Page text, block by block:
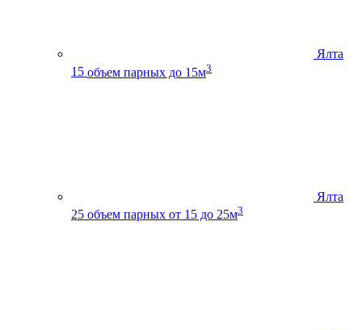
Ялта
15 объем парных до 15м3
Ялта
25 объем парных от 15 до 25м3